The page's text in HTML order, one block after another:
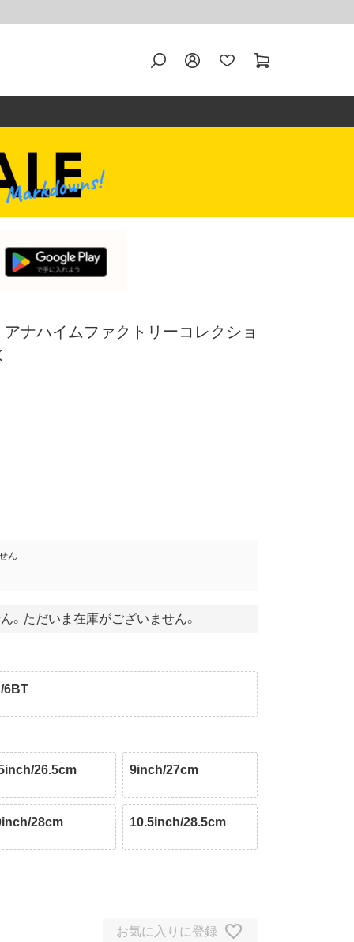
ナハイムファクトリーコレクショ
ん
。ただいま在庫がございません。
6BT
26.5cm 9inch/27cm
28cm 10.5inch/28.5cm
お気に入りに登録